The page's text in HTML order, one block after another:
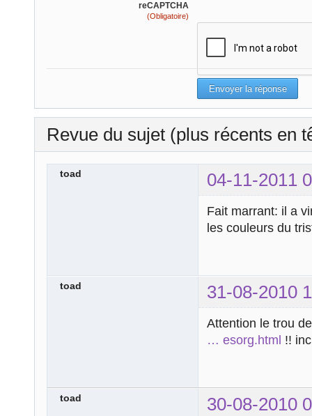
reCAPTCHA
(Obligatoire)
Revue du sujet (plus récents en
toad 04-11-2011
Fait marrant: il a
les couleurs du
toad 31-08-2010
Attention le trou
… esorg.html !!
toad 30-08-2010